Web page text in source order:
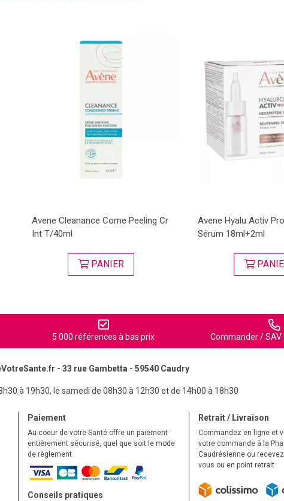
Avene Cleanance Come Peeling Cr
Int T/40ml
PANIER
Avene Hyalu Activ
Sérum 18ml+2ml
5 000 références à bas prix Commander / SAV
- 33 rue Gambetta - 59540 Caudry
à 19h30, le samedi de 08h30 à 12h30 et de 14h00 à 18h30
Paiement
Au coeur de votre Santé offre un paiement
entièrement sécurisé, quel que soit le mode
de règlement
Conseils pratiques
Retrait / Livraison
Commandez en ligne et
votre commande à la
Caudrésienne ou
vous ou en point retrait